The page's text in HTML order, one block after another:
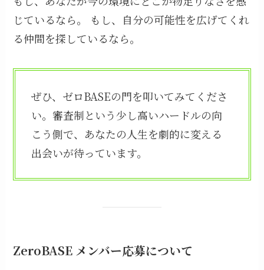
じているなら。 もし、自分の可能性を広げてくれ
る仲間を探しているなら。
ぜひ、ゼロBASEの門を叩いてみてくださ
い。審査制という少し高いハードルの向
こう側で、あなたの人生を劇的に変える
出会いが待っています。
ZeroBASE メンバー応募について